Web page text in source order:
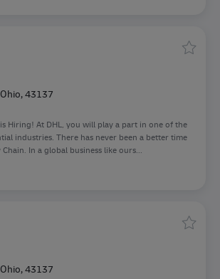
43137
Hiring! At DHL, you will play a part in one of the
industries. There has never been a better time
In a global business like ours...
43137